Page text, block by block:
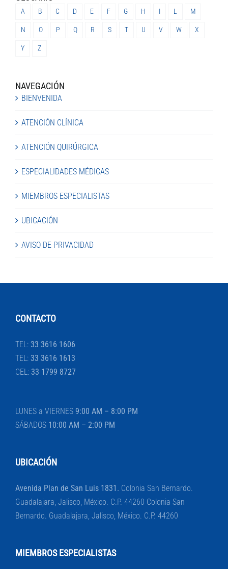
A B C D E F G H I L M
N O P Q R S T U V W X
Y Z
NAVEGACIÓN
BIENVENIDA
ATENCIÓN CLÍNICA
ATENCIÓN QUIRÚRGICA
ESPECIALIDADES MÉDICAS
MIEMBROS ESPECIALISTAS
UBICACIÓN
AVISO DE PRIVACIDAD
CONTACTO
TEL: 33 3616 1606
TEL: 33 3616 1613
CEL: 33 1799 8727
LUNES a VIERNES 9:00 AM – 8:00 PM
SÁBADOS 10:00 AM – 2:00 PM
UBICACIÓN
Avenida Plan de San Luis 1831. Colonia San Bernardo.
Guadalajara, Jalisco, México. C.P. 44260 Colonia San
Bernardo. Guadalajara, Jalisco, México. C.P. 44260
MIEMBROS ESPECIALISTAS